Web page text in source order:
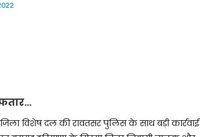
विशेष दल की रावतसर पुलिस के साथ बड़ी कार्रवाई